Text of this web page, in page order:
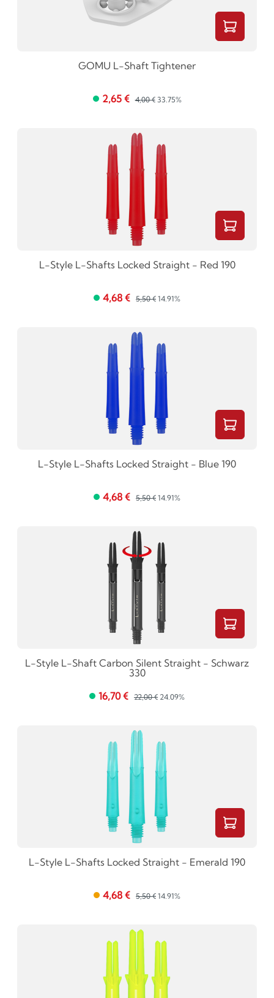
GOMU L-Shaft Tightener
2,65 € 4,00 € 33.75%
L-Style L-Shafts Locked Straight - Red 190
4,68 € 5,50 € 14.91%
L-Style L-Shafts Locked Straight - Blue 190
4,68 € 5,50 € 14.91%
L-Style L-Shaft Carbon Silent Straight - Schwarz
330
16,70 € 22,00 € 24.09%
L-Style L-Shafts Locked Straight - Emerald 190
4,68 € 5,50 € 14.91%